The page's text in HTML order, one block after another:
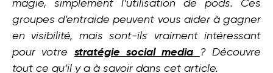
magie, simplement l’utilisation de pods. Ces
groupes d’entraide peuvent vous aider à gagner
en visibilité, mais sont-ils vraiment intéressant
pour votre stratégie social media
? Découvre
tout ce qu’il y a à savoir dans cet article.